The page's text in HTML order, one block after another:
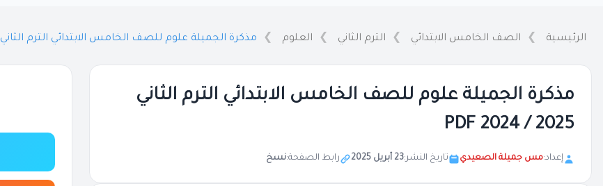
الرئيسية الصف الخامس الابتدائي الترم الثاني العلوم مذكرة الجميلة علوم للصف الخامس الابتدائي الترم الثاني 2025 / 2024 PDF
مذكرة الجميلة علوم للصف الخامس الابتدائي الترم الثاني
2025 / 2024 PDF
إعداد:مس جميلة الصعيدي تاريخ النشر:23 أبريل 2025 رابط الصفحة:نسخ